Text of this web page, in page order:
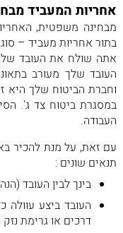
אחריות המעביד
מבחינה משפטית,
בתור אחריות מעביד –
אתה שולח את העובד
העובד שלך מעורב
וחברת הביטוח שלך היא
במסגרת ביטוח צד ג'.
העבודה.
עם זאת, על מנת להכיר
תנאים שונים :
בינך לבין העובד
העובד ביצע
דרכים או גרימת נזק